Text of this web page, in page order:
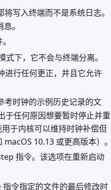
写入终端而不是系统日志。
。
下，它不会与终端分离。
进行任何更正，并且它允许
考时钟的示例历史记录的文
于任何原因想要暂时停止并重
于内核可以维持时钟补偿但
10.13 或更高版本）。
指令。该选项在重新启动
令指定的文件的最后修改时